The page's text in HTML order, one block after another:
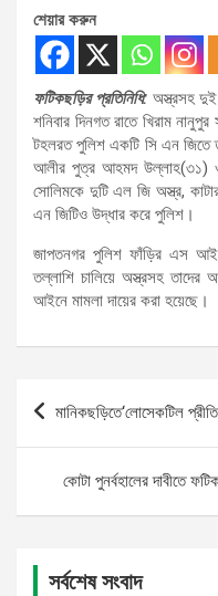
শেয়ার করুন
ফটিকছড়ির প্রতিনিধি: অস্ত্রসহ
শনিবার দিনগত রাতে খিরাম
টহলরত পুলিশ একটি সি এন জিতে
আলীর পুত্র আহমদ উল্লাহ(৩১) ও
সোলিমকে দুটি এল জি অস্ত্র,
এন জিটিও উদ্ধার করে পুলিশ।
জাপতনগর পুলিশ ফাঁড়ির এস আই
তল্লাশি চালিয়ে অস্ত্রসহ
আইনে মামলা দায়ের করা হয়েছে।
Post
navigation
মানিকছড়িতে‘লোসেকটিল প্রীতি
কোটা পুনর্বহালের দাবীতে
সর্বশেষ সংবাদ